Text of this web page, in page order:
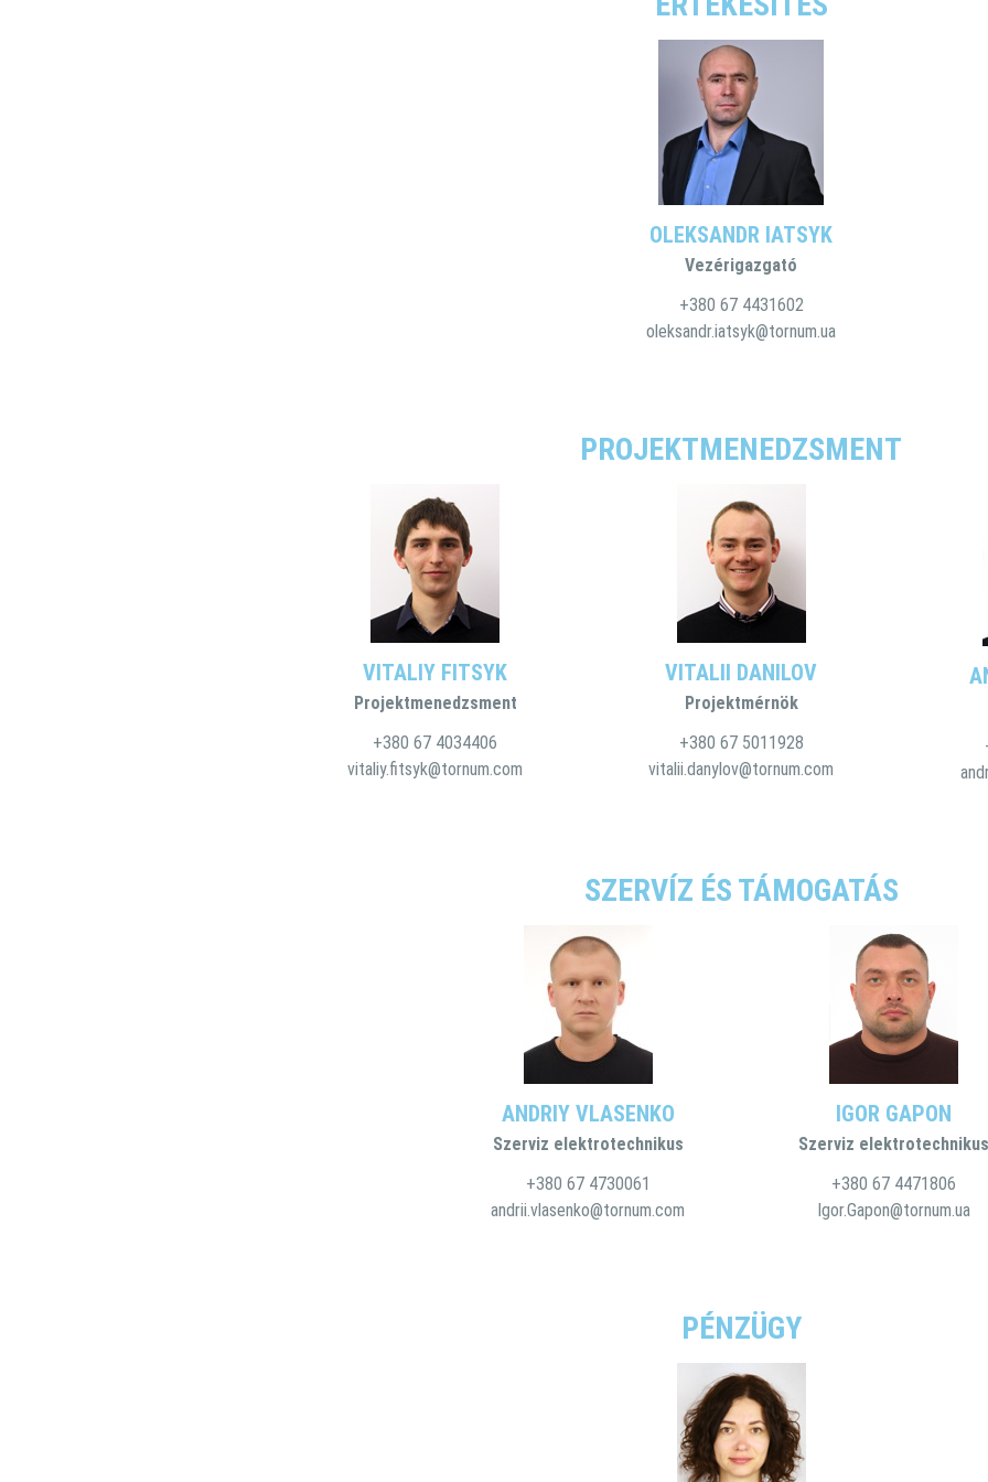
OLEKSANDR IATSYK
Vezérigazgató
+380 67 4431602
oleksandr.iatsyk@tornum.ua
PROJEKTMENEDZSMENT
VITALIY FITSYK
Projektmenedzsment
+380 67 4034406
vitaliy.fitsyk@tornum.com
VITALII DANILOV
Projektmérnök
+380 67 5011928
vitalii.danylov@tornum.com
SZERVÍZ ÉS TÁMOGATÁS
ANDRIY VLASENKO
Szerviz elektrotechnikus
+380 67 4730061
andrii.vlasenko@tornum.com
IGOR GAPON
Szerviz
+380 67 4471806
Igor.Gapon@tornum.ua
PÉNZÜGY